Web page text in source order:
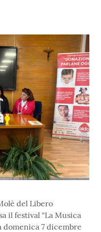
del Libero
il festival “La Musica
domenica 7 dicembre